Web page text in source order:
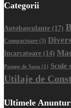
Categorii
Autobasculante (17)
Compactoare (3)
Incarcatoare (14)
Pompe de Sapa (1) Scule
Utilaje de
Ultimele